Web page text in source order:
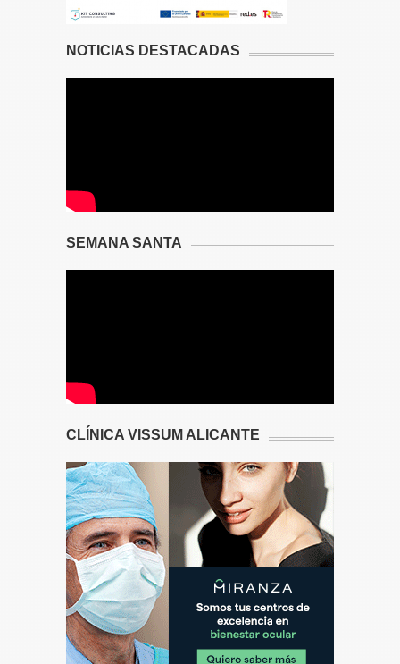
NOTICIAS DESTACADAS
SEMANA SANTA
CLÍNICA VISSUM ALICANTE